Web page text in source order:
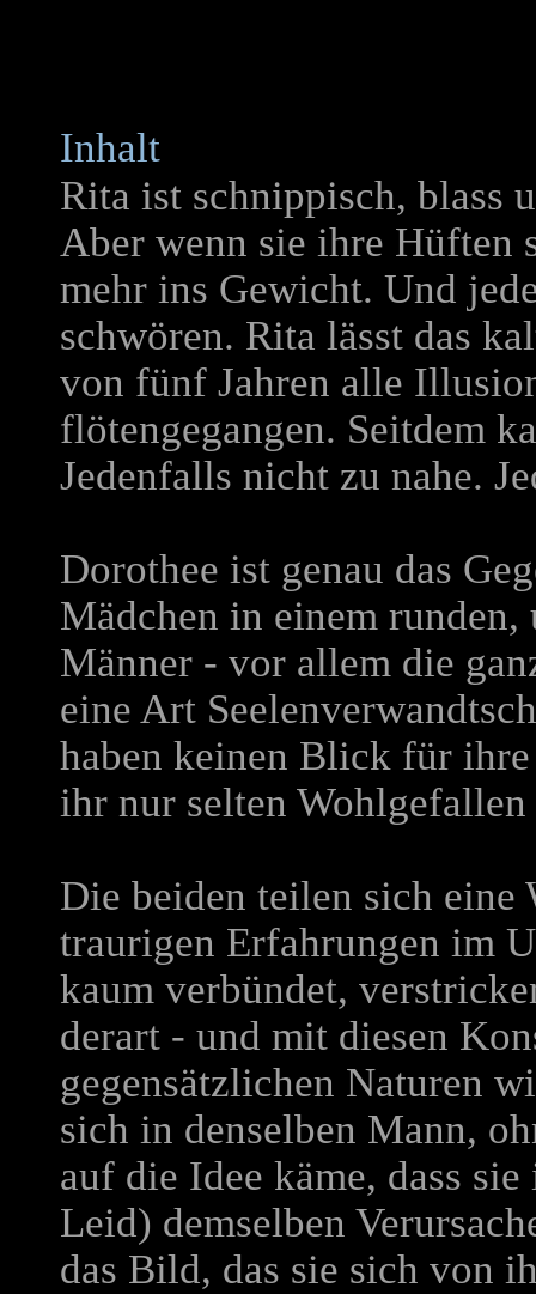
Inhalt
Rita ist schnippisch, blass
Aber wenn sie ihre Hüften
mehr ins Gewicht. Und
schwören. Rita lässt das
von fünf Jahren alle
flötengegangen. Seitdem
Jedenfalls nicht zu nahe.
Dorothee ist genau das
Mädchen in einem
Männer - vor allem die
eine Art
haben keinen Blick für
ihr nur selten
Die beiden teilen sich eine
traurigen Erfahrungen im
kaum verbündet,
derart - und mit diesen
gegensätzlichen Naturen
sich in denselben Mann,
auf die Idee käme, dass
Leid) demselben
das Bild, das sie sich von